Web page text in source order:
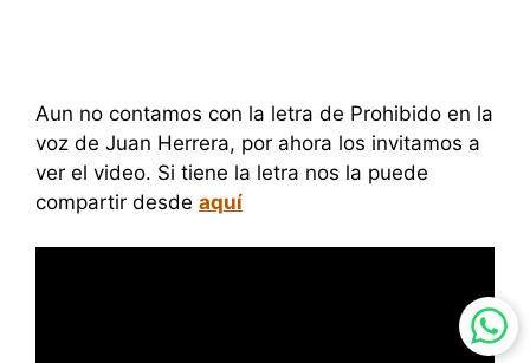
Aun no contamos con la letra de Prohibido en la
voz de Juan Herrera, por ahora los invitamos a
ver el video. Si tiene la letra nos la puede
compartir desde aquí